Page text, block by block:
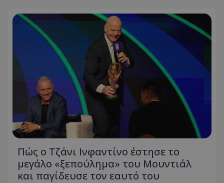
Πώς ο Τζάνι Ινφαντίνο έστησε το
μεγάλο «ξεπούλημα» του Μουντιάλ
και παγίδευσε τον εαυτό του